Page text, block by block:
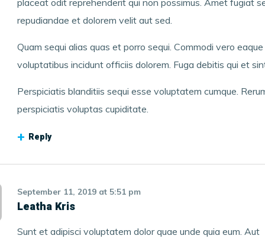
repudiandae et dolorem velit aut sed.
Quam sequi alias quas et porro sequi. Commodi vero
voluptatibus incidunt officiis dolorem. Fuga debitis qui et
Perspiciatis blanditiis sequi esse voluptatem cumque.
perspiciatis voluptas cupiditate.
Reply
September 11, 2019 at 5:51 pm
Leatha Kris
Sunt et adipisci voluptatem dolor quae unde quia eum. Aut